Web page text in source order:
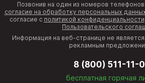
Позвонив на один из номеров
согласие на обработку персональных
согласие с политикой конфиденциальности
Пользовательского
Информация на веб-странице не
рекламным
8 (800) 511-11-
бесплатная горячая